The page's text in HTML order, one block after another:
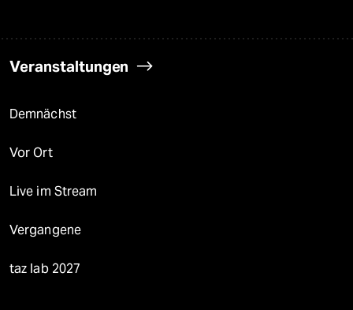
Veranstaltungen
Demnächst
Vor Ort
Live im Stream
Vergangene
taz lab 2027